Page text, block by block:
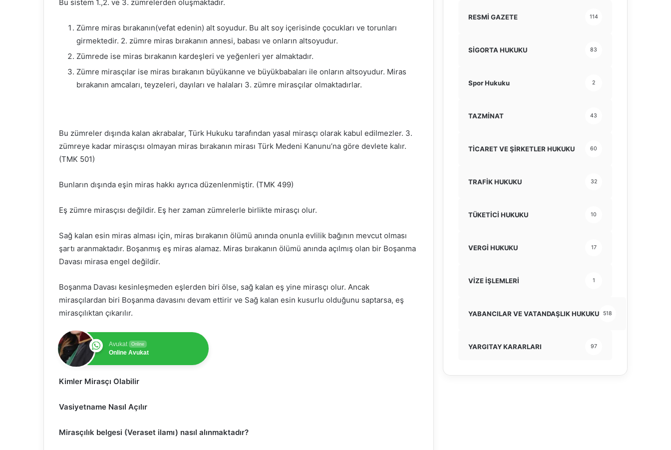
Bu sistem 1.,2. ve 3. zümrelerden oluşmaktadır.
Zümre miras bırakanın(vefat edenin) alt soyudur. Bu alt soy içerisinde çocukları ve torunları
girmektedir. 2. zümre miras bırakanın annesi, babası ve onların altsoyudur.
Zümrede ise miras bırakanın kardeşleri ve yeğenleri yer almaktadır.
Zümre mirasçılar ise miras bırakanın büyükanne ve büyükbabaları ile onların altsoyudur. Miras
bırakanın amcaları, teyzeleri, dayıları ve halaları 3. zümre mirasçılar olmaktadırlar.
Bu zümreler dışında kalan akrabalar, Türk Hukuku tarafından yasal mirasçı olarak kabul edilmezler. 3.
zümreye kadar mirasçısı olmayan miras bırakanın mirası Türk Medeni Kanunu’na göre devlete kalır.
(TMK 501)
Bunların dışında eşin miras hakkı ayrıca düzenlenmiştir. (TMK 499)
Eş zümre mirasçısı değildir. Eş her zaman zümrelerle birlikte mirasçı olur.
Sağ kalan esin miras alması için, miras bırakanın ölümü anında onunla evlilik bağının mevcut olması
şartı aranmaktadır. Boşanmış eş miras alamaz. Miras bırakanın ölümü anında açılmış olan bir Boşanma
Davası mirasa engel değildir.
Boşanma Davası kesinleşmeden eşlerden biri ölse, sağ kalan eş yine mirasçı olur. Ancak
mirasçılardan biri Boşanma davasını devam ettirir ve Sağ kalan esin kusurlu olduğunu saptarsa, eş
mirasçılıktan çıkarılır.
Avukat Online
Online Avukat
Kimler Mirasçı Olabilir
Vasiyetname Nasıl Açılır
Mirasçılık belgesi (Veraset ilamı) nasıl alınmaktadır?
RESMİ GAZETE 114
SİGORTA HUKUKU 83
Spor Hukuku 2
TAZMİNAT 43
TİCARET VE ŞİRKETLER HUKUKU 60
TRAFİK HUKUKU 32
TÜKETİCİ HUKUKU 10
VERGİ HUKUKU 17
VİZE İŞLEMLERİ 1
YABANCILAR VE VATANDAŞLIK HUKUKU 518
YARGITAY KARARLARI 97